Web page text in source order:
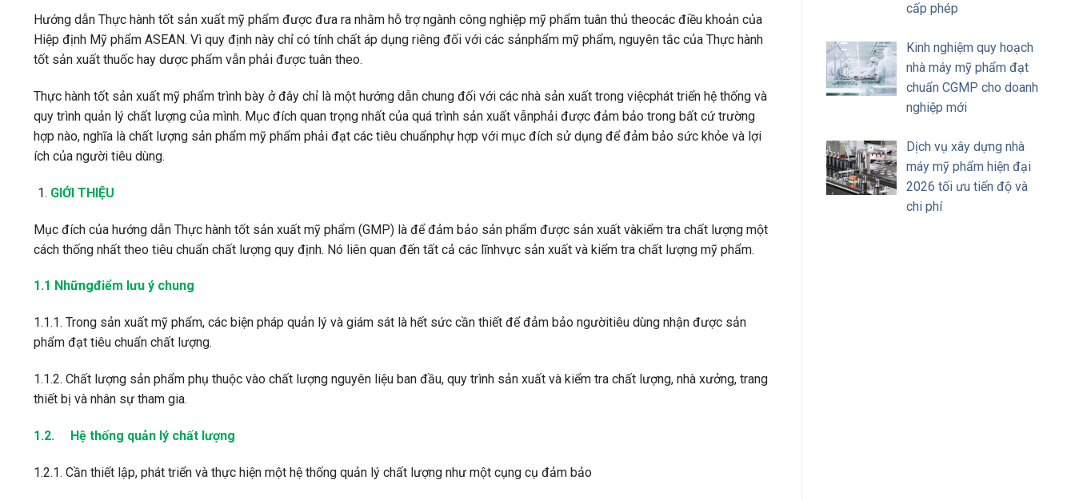
Hướng dẫn Thực hành tốt sản xuất mỹ phẩm được đưa ra nhằm hỗ trợ ngành công nghiệp mỹ phẩm tuân thủ theocác điều khoản của
Hiệp định Mỹ phẩm ASEAN. Vì quy định này chỉ có tính chất áp dụng riêng đối với các sảnphẩm mỹ phẩm, nguyên tắc của Thực hành
tốt sản xuất thuốc hay dược phẩm vẫn phải được tuân theo.
Thực hành tốt sản xuất mỹ phẩm trình bày ở đây chỉ là một hướng dẫn chung đối với các nhà sản xuất trong việcphát triển hệ thống và
quy trình quản lý chất lượng của mình. Mục đích quan trọng nhất của quá trình sản xuất vẫnphải được đảm bảo trong bất cứ trường
hợp nào, nghĩa là chất lượng sản phẩm mỹ phẩm phải đạt các tiêu chuẩnphự hợp với mục đích sử dụng để đảm bảo sức khỏe và lợi
ích của người tiêu dùng.
GIỚI THIỆU
Mục đích của hướng dẫn Thực hành tốt sản xuất mỹ phẩm (GMP) là để đảm bảo sản phẩm được sản xuất vàkiểm tra chất lượng một
cách thống nhất theo tiêu chuẩn chất lượng quy định. Nó liên quan đến tất cả các lĩnhvực sản xuất và kiểm tra chất lượng mỹ phẩm.
1.1 Nhữngđiểm lưu ý chung
1.1.1. Trong sản xuất mỹ phẩm, các biện pháp quản lý và giám sát là hết sức cần thiết để đảm bảo ngườitiêu dùng nhận được sản
phẩm đạt tiêu chuẩn chất lượng.
1.1.2. Chất lượng sản phẩm phụ thuộc vào chất lượng nguyên liệu ban đầu, quy trình sản xuất và kiểm tra chất lượng, nhà xưởng, trang
thiết bị và nhân sự tham gia.
1.2. Hệ thống quản lý chất lượng
1.2.1. Cần thiết lập, phát triển và thực hiện một hệ thống quản lý chất lượng như một cụng cụ đảm bảo
cấp phép
Kinh nghiệm quy hoạch
nhà máy mỹ phẩm đạt
chuẩn CGMP cho doanh
nghiệp mới
Dịch vụ xây dựng nhà
máy mỹ phẩm hiện đại
2026 tối ưu tiến độ và
chi phí